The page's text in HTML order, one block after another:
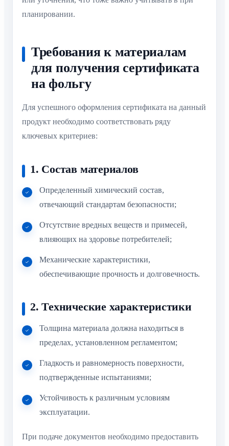
планировании.
Требования к материалам
для получения сертификата
на фольгу
Для успешного оформления сертификата на данный
продукт необходимо соответствовать ряду
ключевых критериев:
1. Состав материалов
Определенный химический состав,
отвечающий стандартам безопасности;
Отсутствие вредных веществ и примесей,
влияющих на здоровье потребителей;
Механические характеристики,
обеспечивающие прочность и долговечность.
2. Технические характеристики
Толщина материала должна находиться в
пределах, установленном регламентом;
Гладкость и равномерность поверхности,
подтвержденные испытаниями;
Устойчивость к различным условиям
эксплуатации.
При подаче документов необходимо предоставить